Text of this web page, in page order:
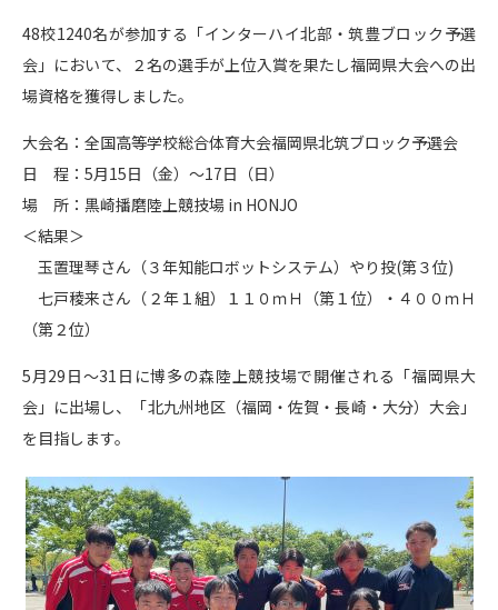
48校1240名が参加する「インターハイ北部・筑豊ブロック予選
会」において、２名の選手が上位入賞を果たし福岡県大会への出
場資格を獲得しました。
大会名：全国高等学校総合体育大会福岡県北筑ブロック予選会
日 程：5月15日（金）〜17日（日）
場 所：黒崎播磨陸上競技場 in HONJO
＜結果＞
玉置理琴さん（３年知能ロボットシステム）やり投(第３位)
七戸稜来さん（２年１組）１１０ｍＨ（第１位）・４００ｍＨ
（第２位）
5月29日〜31日に博多の森陸上競技場で開催される「福岡県大
会」に出場し、「北九州地区（福岡・佐賀・長崎・大分）大会」
を目指します。